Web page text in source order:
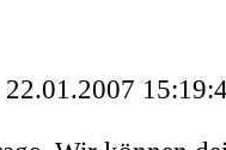
22.01.2007